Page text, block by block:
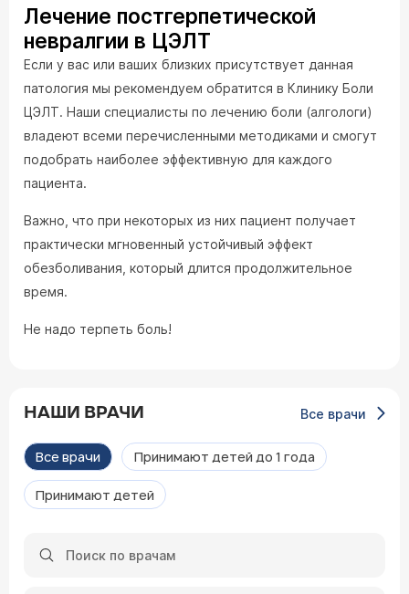
Лечение постгерпетической
невралгии в ЦЭЛТ
Если у вас или ваших близких присутствует данная
патология мы рекомендуем обратится в Клинику Боли
ЦЭЛТ. Наши специалисты по лечению боли (алгологи)
владеют всеми перечисленными методиками и смогут
подобрать наиболее эффективную для каждого
пациента.
Важно, что при некоторых из них пациент получает
практически мгновенный устойчивый эффект
обезболивания, который длится продолжительное
время.
Не надо терпеть боль!
НАШИ ВРАЧИ Все врачи
Все врачи Принимают детей до 1 года
Принимают детей